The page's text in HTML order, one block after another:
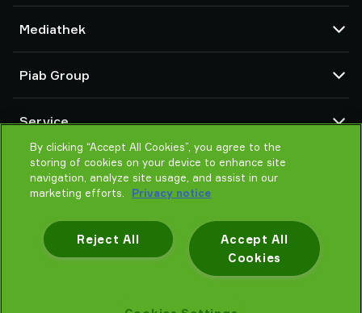
Saugnäpfe und Soft-Gripper
Komponenten des Robot End Of Arm Tooling (EOAT)
Roboter- und Cobot-Greiflösungen
System- und Lösungszubehör
Vakuumförderer für Pulver und Schüttgut
Mediathek
Produktkonfigurator
Allgemeine Verkaufsbedingungen
Datenschutzrichtlinie
Piab Group
Globale Organisation
Verhaltenskodex
Neuheiten
Karrieren
Service
Kontakt
Partner Netzwerk
Auswahlhilfe
By clicking “Accept All Cookies”, you agree to the
storing of cookies on your device to enhance site
navigation, analyze site usage, and assist in our
marketing efforts.
Privacy notice
Accept All
Cookies
Reject All